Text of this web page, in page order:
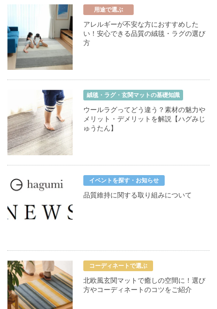
用途で選ぶ
アレルギーが不安な方におすすめした
い！安心できる品質の絨毯・ラグの選び
方
絨毯・ラグ・玄関マットの基礎知識
ウールラグってどう違う？素材の魅力や
メリット・デメリットを解説【ハグみじ
ゅうたん】
イベントを探す・お知らせ
品質維持に関する取り組みについて
コーディネートで選ぶ
北欧風玄関マットで癒しの空間に！選び
方やコーディネートのコツをご紹介